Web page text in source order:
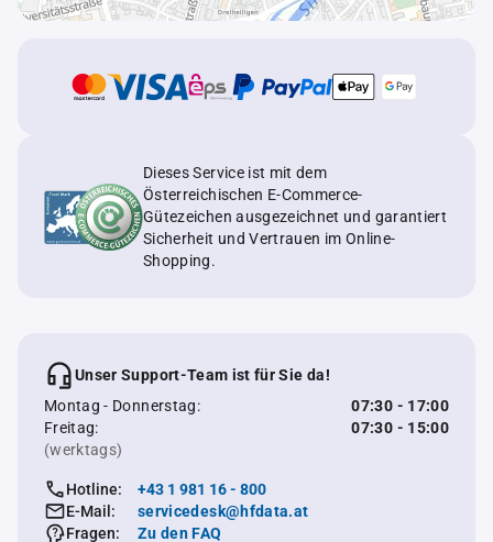
Dieses Service ist mit dem
Österreichischen E-Commerce-
Gütezeichen ausgezeichnet und garantiert
Sicherheit und Vertrauen im Online-
Shopping.
Unser Support-Team ist für Sie da!
Montag - Donnerstag:
07:30 - 17:00
Freitag:
07:30 - 15:00
(werktags)
Hotline:
+43 1 981 16 - 800
E-Mail:
servicedesk@hfdata.at
Fragen:
Zu den FAQ